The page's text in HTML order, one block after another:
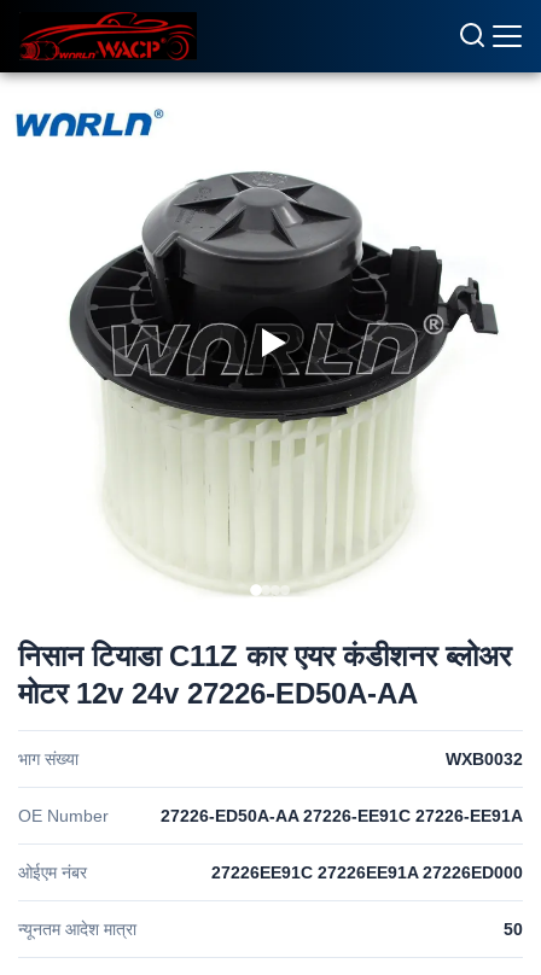
निसान टियाडा C11Z कार एयर कंडीशनर ब्लोअर
मोटर 12v 24v 27226-ED50A-AA
भाग संख्या WXB0032
OE Number 27226-ED50A-AA 27226-EE91C 27226-EE91A
ओईएम नंबर 27226EE91C 27226EE91A 27226ED000
न्यूनतम आदेश मात्रा 50